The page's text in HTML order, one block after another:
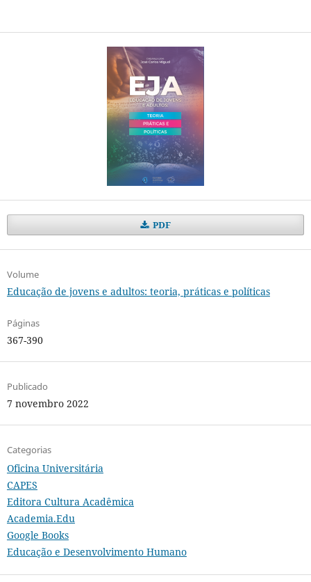
PDF
Volume
Educação de jovens e adultos: teoria, práticas e políticas
Páginas
367-390
Publicado
7 novembro 2022
Categorias
Oficina Universitária
CAPES
Editora Cultura Acadêmica
Academia.Edu
Google Books
Educação e Desenvolvimento Humano